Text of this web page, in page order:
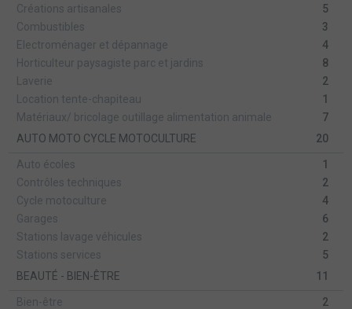
Créations artisanales
5
Combustibles
3
Electroménager et dépannage
4
Horticulteur paysagiste parc et jardins
8
Laverie
2
Location tente-chapiteau
1
Matériaux/ bricolage outillage alimentation animale
7
AUTO MOTO CYCLE MOTOCULTURE
20
Auto écoles
1
Contrôles techniques
2
Cycle motoculture
4
Garages
6
Stations lavage véhicules
2
Stations services
5
BEAUTÉ - BIEN-ÊTRE
11
Bien-être
2